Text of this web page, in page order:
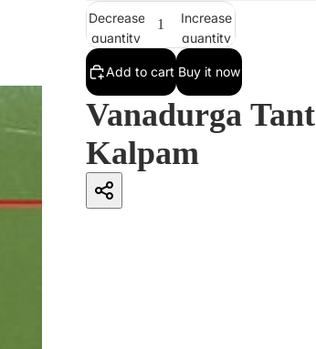
Decrease
quantity
Increase
quantity
Add to cart Buy it now
Vanadurga
Kalpam